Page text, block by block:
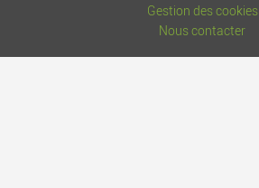
Gestion des cookies
Nous contacter